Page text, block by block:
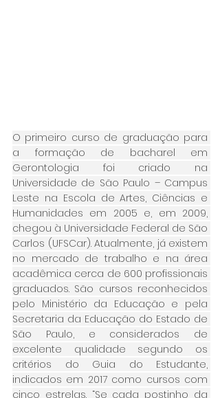
O primeiro curso de graduação para
a formação de bacharel em
Gerontologia foi criado na
Universidade de São Paulo – Campus
Leste na Escola de Artes, Ciências e
Humanidades em 2005 e, em 2009,
chegou à Universidade Federal de São
Carlos (UFSCar). Atualmente, já existem
no mercado de trabalho e na área
acadêmica cerca de 600 profissionais
graduados. São cursos reconhecidos
pelo Ministério da Educação e pela
Secretaria da Educação do Estado de
São Paulo, e considerados de
excelente qualidade segundo os
critérios do Guia do Estudante,
indicados em 2017 como cursos com
cinco estrelas. “Se cada postinho da